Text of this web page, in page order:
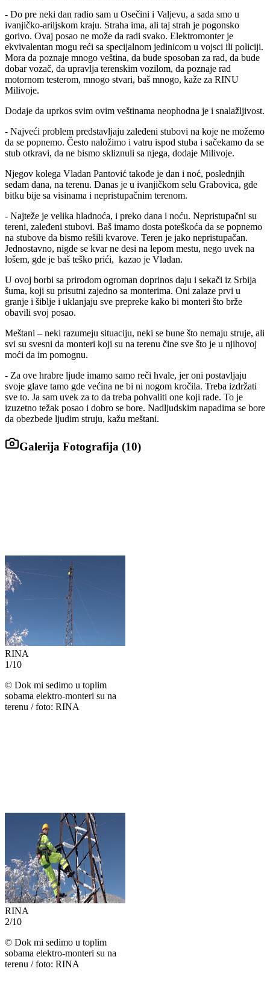
- Do pre neki dan radio sam u Osečini i Valjevu, a sada smo u
ivanjičko-ariljskom kraju. Straha ima, ali taj strah je pogonsko
gorivo. Ovaj posao ne može da radi svako. Elektromonter je
ekvivalentan mogu reći sa specijalnom jedinicom u vojsci ili policiji.
Mora da poznaje mnogo veština, da bude sposoban za rad, da bude
dobar vozač, da upravlja terenskim vozilom, da poznaje rad
motornom testerom, mnogo stvari, baš mnogo, kaže za RINU
Milivoje.
Dodaje da uprkos svim ovim veštinama neophodna je i snalažljivost.
- Najveći problem predstavljaju zaleđeni stubovi na koje ne možemo
da se popnemo. Često naložimo i vatru ispod stuba i sačekamo da se
stub otkravi, da ne bismo skliznuli sa njega, dodaje Milivoje.
Njegov kolega Vladan Pantović takođe je dan i noć, poslednjih
sedam dana, na terenu. Danas je u ivanjičkom selu Grabovica, gde
bitku bije sa visinama i nepristupačnim terenom.
- Najteže je velika hladnoća, i preko dana i noću. Nepristupačni su
tereni, zaleđeni stubovi. Baš imamo dosta poteškoća da se popnemo
na stubove da bismo rešili kvarove. Teren je jako nepristupačan.
Jednostavno, nigde se kvar ne desi na lepom mestu, nego uvek na
lošem, gde je baš teško prići, kazao je Vladan.
U ovoj borbi sa prirodom ogroman doprinos daju i sekači iz Srbija
šuma, koji su prisutni zajedno sa monterima. Oni zalaze prvi u
granje i šiblje i uklanjaju sve prepreke kako bi monteri što brže
obavili svoj posao.
Meštani – neki razumeju situaciju, neki se bune što nemaju struje, ali
svi su svesni da monteri koji su na terenu čine sve što je u njihovoj
moći da im pomognu.
- Za ove hrabre ljude imamo samo reči hvale, jer oni postavljaju
svoje glave tamo gde većina ne bi ni nogom kročila. Treba izdržati
sve to. Ja sam uvek za to da treba pohvaliti one koji rade. To je
izuzetno težak posao i dobro se bore. Nadljudskim napadima se bore
da obezbede ljudim struju, kažu meštani.
Galerija Fotografija (10)
RINA
1/10
© Dok mi sedimo u toplim
sobama elektro-monteri su na
terenu / foto: RINA
RINA
2/10
© Dok mi sedimo u toplim
sobama elektro-monteri su na
terenu / foto: RINA